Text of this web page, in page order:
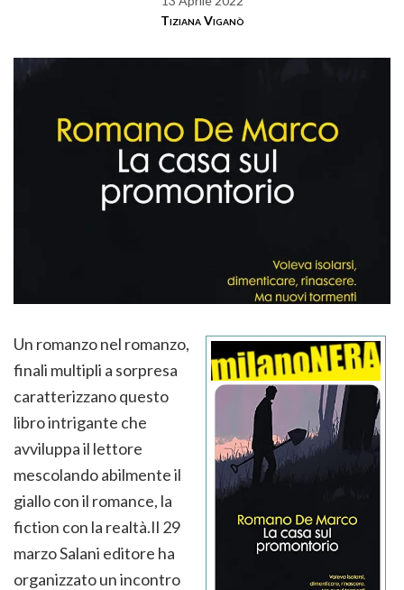
Tiziana Viganò
Un romanzo nel romanzo,
finali multipli a sorpresa
caratterizzano questo
libro intrigante che
avviluppa il lettore
mescolando abilmente il
giallo con il romance, la
fiction con la realtà.Il 29
marzo Salani editore ha
organizzato un incontro